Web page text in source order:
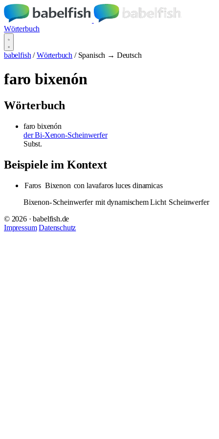
Wörterbuch
babelfish / Wörterbuch / Spanisch → Deutsch
faro bixenón
Wörterbuch
faro bixenón
der Bi-Xenon-Scheinwerfer
Subst.
Beispiele im Kontext
Faros Bixenon con lavafaros luces dinamicas
Bixenon- Scheinwerfer mit dynamischem Licht Scheinwerfer
© 2026 · babelfish.de
Impressum Datenschutz